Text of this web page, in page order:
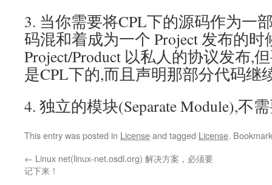
3. 当你需要将CPL下的源码作为一
码混和着成为一个 Project 发布的
Project/Product 以私人的协议发布,
是CPL下的,而且声明那部分代码继
4. 独立的模块(Separate Module),不
This entry was posted in Licenseand tagged License.
← Linux net(linux-net.osdl.org) 解决方案，必须要
记下来！